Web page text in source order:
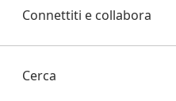
Connettiti e collabora
Cerca